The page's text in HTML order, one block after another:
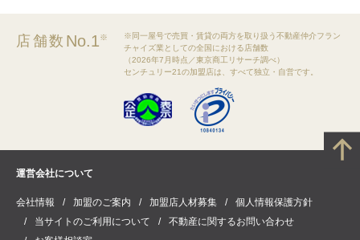
店舗数 No.1※
※同一屋号で売買・賃貸の両方を取り扱う不動産仲介フラン
チャイズ業としての全国における店舗数
（2026年7月時点／東京商工リサーチ調べ）
センチュリー21の加盟店は、すべて独立・自営です。
運営会社について
会社情報 加盟のご案内 加盟店人材募集
個人情報保護方針
当サイトのご利用について
不動産に関するお問い合わせ